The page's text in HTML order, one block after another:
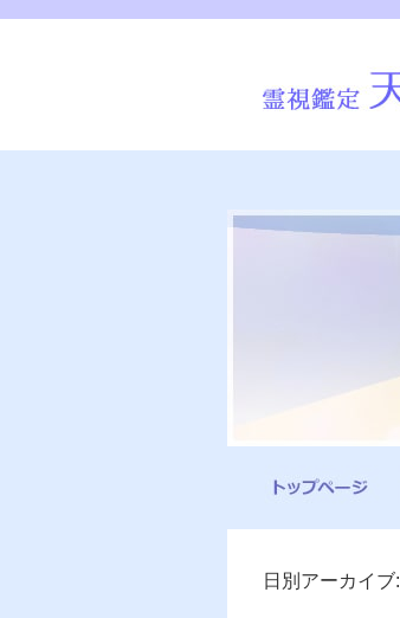
日別アーカイブ: